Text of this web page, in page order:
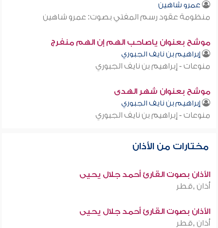
عمرو شاهين
منظومة عقود رسم المفتي بصوت: عمرو شاهين
موشح بعنوان ياصاحب الهم إن الهم منفرج
إبراهيم بن نايف الجبوري
منوعات - إبراهيم بن نايف الجبوري
موشح بعنوان شهر الهدى
إبراهيم بن نايف الجبوري
منوعات - إبراهيم بن نايف الجبوري
مختارات من الأذان
الأذان بصوت القارئ أحمد جلال يحيى
أذان ,قطر
الأذان بصوت القارئ أحمد جلال يحيى
أذان ,قطر